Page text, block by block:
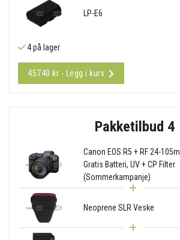
LP-E6
4 på lager
45740 kr - Legg i kurv
Pakketilbud 4
Canon EOS R5 + RF 24-
Gratis Batteri, UV + CP Filter
(Sommerkampanje)
Neoprene SLR Veske